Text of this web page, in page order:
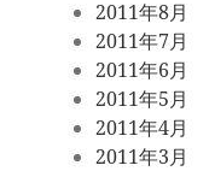
2011年8月
2011年7月
2011年6月
2011年5月
2011年4月
2011年3月